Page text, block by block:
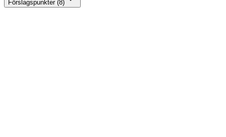
Förslagspunkter (8)